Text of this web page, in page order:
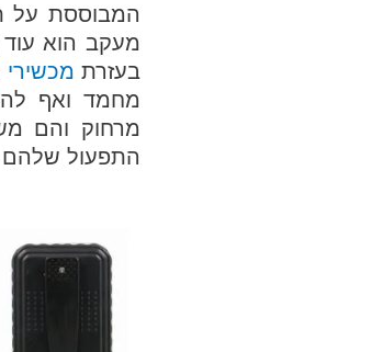
המבוססת על
מעקב הוא
בעזרת
מחמד ואף
מרחוק והם
התפעול שלהם